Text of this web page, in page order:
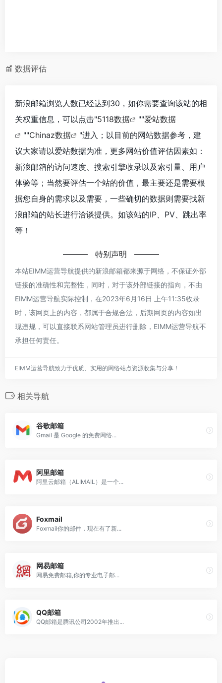
数据评估
新浪邮箱浏览人数已经达到30，如你需要查询该站的相
关权重信息，可以点击"5118数据 ""爱站数据
""Chinaz数据
"进入；以目前的网站数据参考，建
议大家请以爱站数据为准，更多网站价值评估因素如：
新浪邮箱的访问速度、搜索引擎收录以及索引量、用户
体验等；当然要评估一个站的价值，最主要还是需要根
据您自身的需求以及需要，一些确切的数据则需要找新
浪邮箱的站长进行洽谈提供。如该站的IP、PV、跳出率
等！
特别声明
本站EIMM运营导航提供的新浪邮箱都来源于网络，不保证外部
链接的准确性和完整性，同时，对于该外部链接的指向，不由
EIMM运营导航实际控制，在2023年6月16日 上午11:35收录
时，该网页上的内容，都属于合规合法，后期网页的内容如出
现违规，可以直接联系网站管理员进行删除，EIMM运营导航不
承担任何责任。
EIMM运营导航致力于优质、实用的网络站点资源收集与分享！
相关导航
谷歌邮箱
Gmail 是 Google 的免费网络...
阿里邮箱
阿里云邮箱（ALIMAIL）是一个...
Foxmail
Foxmail你的邮件，现在有了新...
网易邮箱
网易免费邮箱,你的专业电子邮...
QQ邮箱
QQ邮箱是腾讯公司2002年推出...